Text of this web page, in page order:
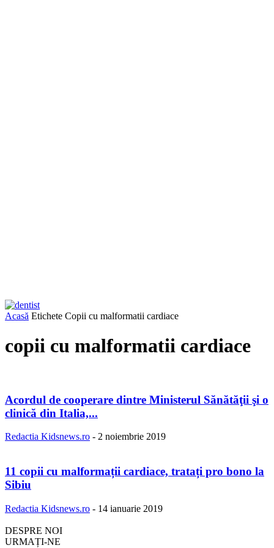
Acasă Etichete Copii cu malformatii cardiace
copii cu malformatii cardiace
Acordul de cooperare dintre Ministerul Sănătăţii şi o
clinică din Italia,...
Redactia Kidsnews.ro - 2 noiembrie 2019
11 copii cu malformații cardiace, tratați pro bono la
Sibiu
Redactia Kidsnews.ro - 14 ianuarie 2019
DESPRE NOI
URMAȚI-NE